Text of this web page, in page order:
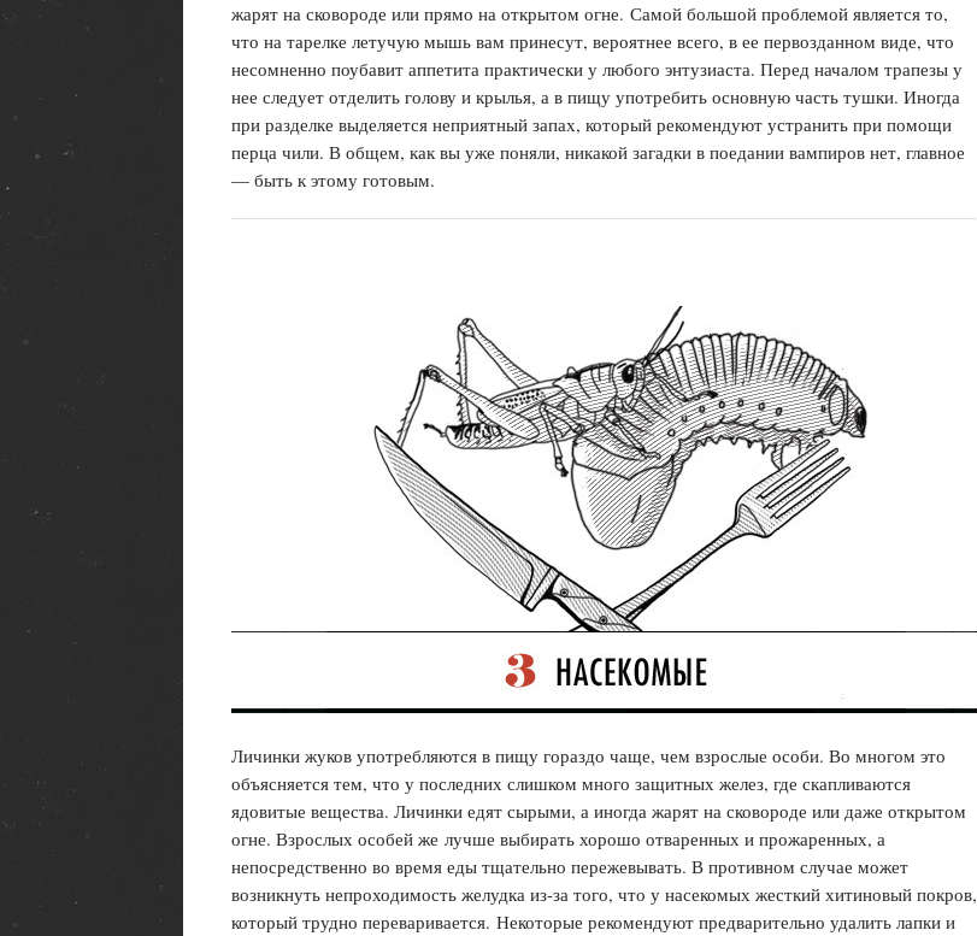
жарят на сковороде или прямо на открытом огне. Самой большой проблемой является то,
что на тарелке летучую мышь вам принесут, вероятнее всего, в ее первозданном виде, что
несомненно поубавит аппетита практически у любого энтузиаста. Перед началом трапезы у
нее следует отделить голову и крылья, а в пищу употребить основную часть тушки. Иногда
при разделке выделяется неприятный запах, который рекомендуют устранить при помощи
перца чили. В общем, как вы уже поняли, никакой загадки в поедании вампиров нет, главное
— быть к этому готовым.
Личинки жуков употребляются в пищу гораздо чаще, чем взрослые особи. Во многом это
объясняется тем, что у последних слишком много защитных желез, где скапливаются
ядовитые вещества. Личинки едят сырыми, а иногда жарят на сковороде или даже открытом
огне. Взрослых особей же лучше выбирать хорошо отваренных и прожаренных, а
непосредственно во время еды тщательно пережевывать. В противном случае может
возникнуть непроходимость желудка из-за того, что у насекомых жесткий хитиновый покров,
который трудно переваривается. Некоторые рекомендуют предварительно удалить лапки и